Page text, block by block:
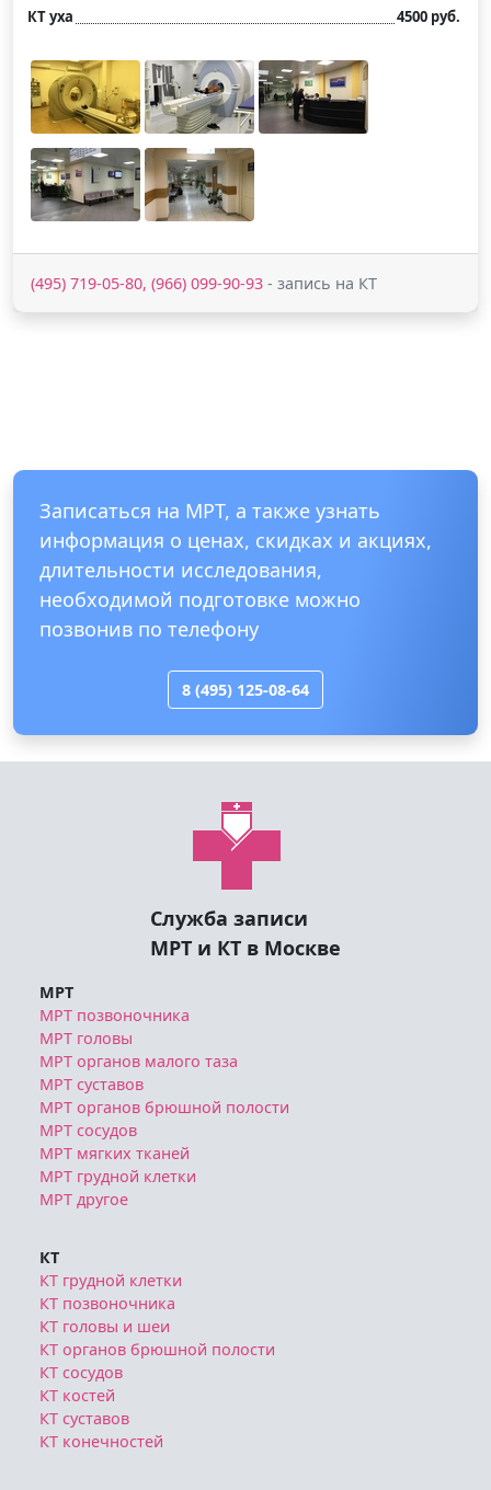
КТ уха 4500 руб.
(495) 719-05-80, (966) 099-90-93 - запись на КТ
Записаться на МРТ, а также узнать
информация о ценах, скидках и акциях,
длительности исследования,
необходимой подготовке можно
позвонив по телефону
8 (495) 125-08-64
Служба записи
МРТ и КТ в Москве
МРТ
МРТ позвоночника
МРТ головы
МРТ органов малого таза
МРТ суставов
МРТ органов брюшной полости
МРТ сосудов
МРТ мягких тканей
МРТ грудной клетки
МРТ другое
КТ
КТ грудной клетки
КТ позвоночника
КТ головы и шеи
КТ органов брюшной полости
КТ сосудов
КТ костей
КТ суставов
КТ конечностей